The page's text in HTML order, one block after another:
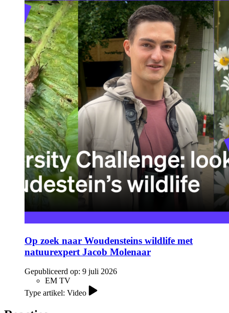
Op zoek naar Woudensteins wildlife met
natuurexpert Jacob Molenaar
Gepubliceerd op: 9 juli 2026
EM TV
Type artikel: Video